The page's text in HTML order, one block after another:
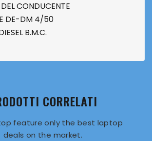
CONDUCENTE
DE-DM 4/50
B.M.C.
CORRELATI
feature only the best laptop
deals on the market.